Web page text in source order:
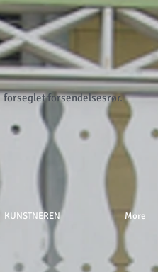
forseglet forsendelsesrør.
KUNSTNEREN More